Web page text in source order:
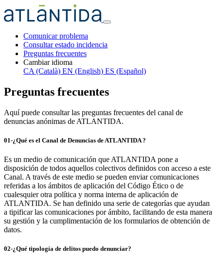
Comunicar problema
Consultar estado incidencia
Preguntas frecuentes
Cambiar idioma
CA (Català) EN (English) ES (Español)
Preguntas frecuentes
Aquí puede consultar las preguntas frecuentes del canal de
denuncias anónimas de ATLANTIDA.
01-¿Qué es el Canal de Denuncias de ATLANTIDA ?
Es un medio de comunicación que ATLANTIDA pone a
disposición de todos aquellos colectivos definidos con acceso a este
Canal. A través de este medio se pueden enviar comunicaciones
referidas a los ámbitos de aplicación del Código Ético o de
cualesquier otra política y norma interna de aplicación de
ATLANTIDA. Se han definido una serie de categorías que ayudan
a tipificar las comunicaciones por ámbito, facilitando de esta manera
su gestión y la cumplimentación de los formularios de obtención de
datos.
02-¿Qué tipología de delitos puedo denunciar?